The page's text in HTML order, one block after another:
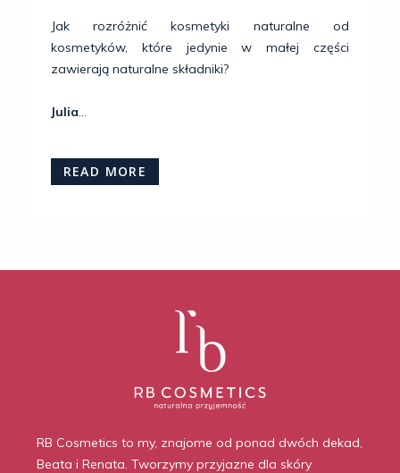
Jak rozróżnić kosmetyki naturalne od
kosmetyków, które jedynie w małej części
zawierają naturalne składniki?
Julia...
READ MORE
RB Cosmetics to my, znajome od ponad dwóch dekad,
Beata i Renata. Tworzymy przyjazne dla skóry